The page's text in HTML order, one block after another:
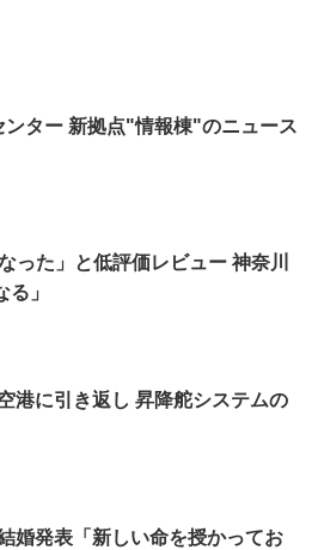
ター 新拠点"情報棟"のニュース
った」と低評価レビュー 神奈川
」
港に引き返し 昇降舵システムの
婚発表「新しい命を授かってお